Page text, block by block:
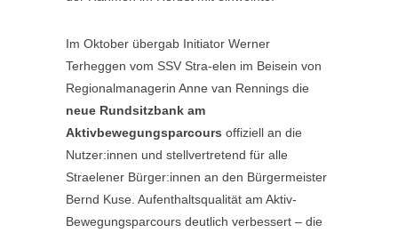
Im Oktober übergab Initiator Werner
Terheggen vom SSV Stra-elen im Beisein von
Regionalmanagerin Anne van Rennings die
neue Rundsitzbank am
Aktivbewegungsparcours offiziell an die
Nutzer:innen und stellvertretend für alle
Straelener Bürger:innen an den Bürgermeister
Bernd Kuse. Aufenthaltsqualität am Aktiv-
Bewegungsparcours deutlich verbessert – die